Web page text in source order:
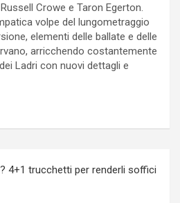
Crowe e Taron Egerton.
volpe del lungometraggio
elementi delle ballate e delle
arricchendo costantemente
Ladri con nuovi dettagli e
4+1 trucchetti per renderli soffici